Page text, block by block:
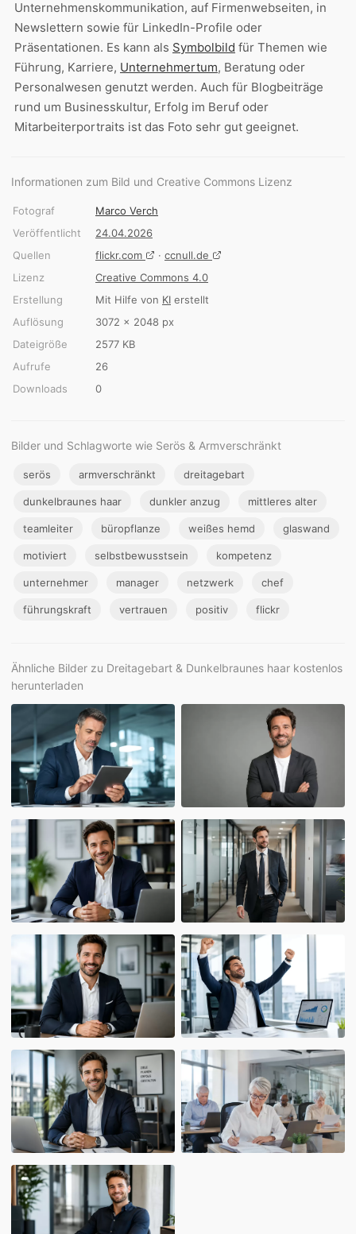
Unternehmenskommunikation, auf Firmenwebseiten, in
Newslettern sowie für LinkedIn-Profile oder
Präsentationen. Es kann als Symbolbild für Themen wie
Führung, Karriere, Unternehmertum, Beratung oder
Personalwesen genutzt werden. Auch für Blogbeiträge
rund um Businesskultur, Erfolg im Beruf oder
Mitarbeiterportraits ist das Foto sehr gut geeignet.
Informationen zum Bild und Creative Commons Lizenz
Fotograf
Marco Verch
Veröffentlicht
24.04.2026
Quellen
flickr.com · ccnull.de
Lizenz
Creative Commons 4.0
Erstellung
Mit Hilfe von KI erstellt
Auflösung
3072 × 2048 px
Dateigröße
2577 KB
Aufrufe
26
Downloads
0
Bilder und Schlagworte wie Serös & Armverschränkt
serös armverschränkt dreitagebart
dunkelbraunes haar dunkler anzug mittleres alter
teamleiter büropflanze weißes hemd glaswand
motiviert selbstbewusstsein kompetenz
unternehmer manager netzwerk chef
führungskraft vertrauen positiv flickr
Ähnliche Bilder zu Dreitagebart & Dunkelbraunes haar kostenlos
herunterladen